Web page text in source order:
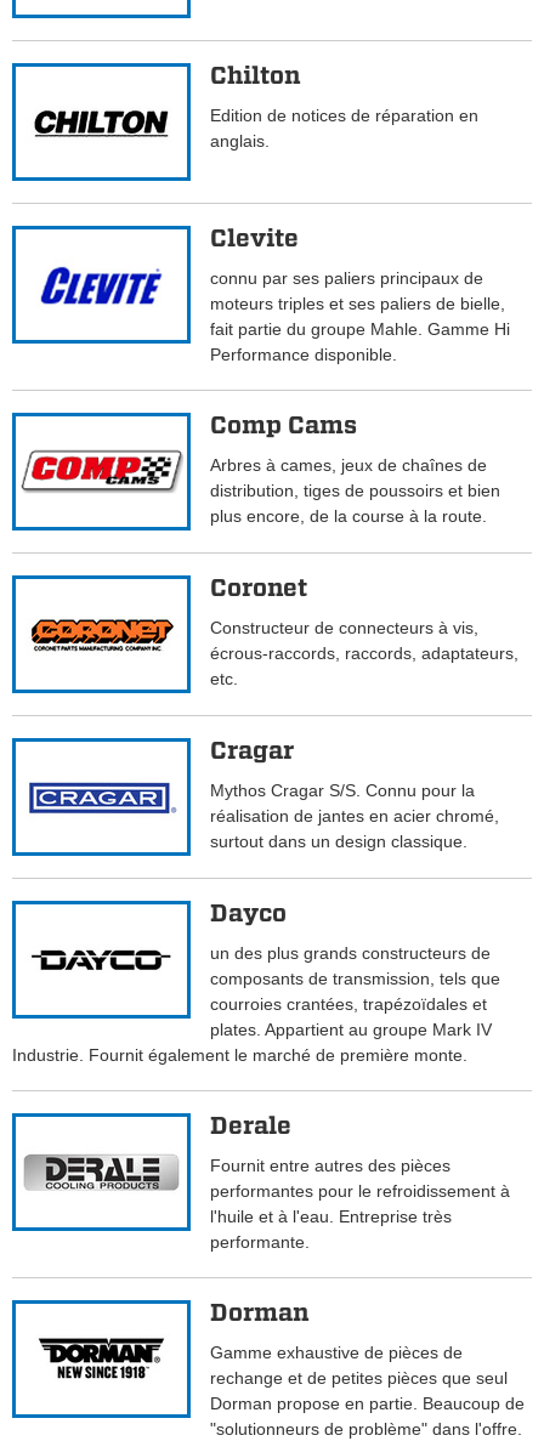
Chilton
Edition de notices de réparation en
anglais.
Clevite
connu par ses paliers principaux de
moteurs triples et ses paliers de bielle,
fait partie du groupe Mahle. Gamme Hi
Performance disponible.
Comp Cams
Arbres à cames, jeux de chaînes de
distribution, tiges de poussoirs et bien
plus encore, de la course à la route.
Coronet
Constructeur de connecteurs à vis,
écrous-raccords, raccords, adaptateurs,
etc.
Cragar
Mythos Cragar S/S. Connu pour la
réalisation de jantes en acier chromé,
surtout dans un design classique.
Dayco
un des plus grands constructeurs de
composants de transmission, tels que
courroies crantées, trapézoïdales et
plates. Appartient au groupe Mark IV
Industrie. Fournit également le marché de première monte.
Derale
Fournit entre autres des pièces
performantes pour le refroidissement à
l'huile et à l'eau. Entreprise très
performante.
Dorman
Gamme exhaustive de pièces de
rechange et de petites pièces que seul
Dorman propose en partie. Beaucoup de
"solutionneurs de problème" dans l'offre.